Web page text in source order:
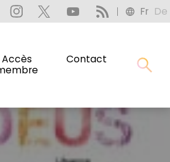
Accès
Contact
Fr De
Fr De